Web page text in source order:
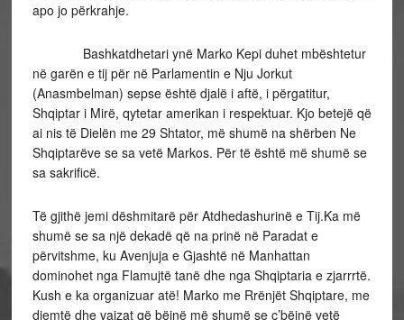
apo jo përkrahje.
Bashkatdhetari ynë Marko Kepi duhet mbështetur
në garën e tij për në Parlamentin e Nju Jorkut
(Anasmbelman) sepse është djalë i aftë, i përgatitur,
Shqiptar i Mirë, qytetar amerikan i respektuar. Kjo betejë që
ai nis të Dielën me 29 Shtator, më shumë na shërben Ne
Shqiptarëve se sa vetë Markos. Për të është më shumë se
sa sakrificë.
Të gjithë jemi dëshmitarë për Atdhedashurinë e Tij.Ka më
shumë se sa një dekadë që na prinë në Paradat e
përvitshme, ku Avenjuja e Gjashtë në Manhattan
dominohet nga Flamujtë tanë dhe nga Shqiptaria e zjarrrtë.
Kush e ka organizuar atë! Marko me Rrënjët Shqiptare, me
djemtë dhe vajzat që bëjnë më shumë se ç’bëjnë vetë